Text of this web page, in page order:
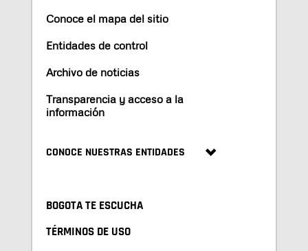
Conoce el mapa del sitio
Entidades de control
Archivo de noticias
Transparencia y acceso a la
información
CONOCE NUESTRAS ENTIDADES
BOGOTA TE ESCUCHA
TÉRMINOS DE USO